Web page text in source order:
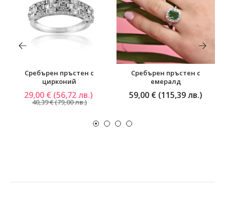
Сребърен пръстен с
цирконий
29,00 € (56,72 лв.)
40,39 € (79,00 лв.)
Сребърен пръстен с
емералд
59,00 € (115,39 лв.)